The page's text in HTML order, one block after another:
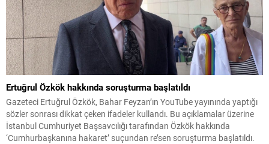
Ertuğrul Özkök hakkında soruşturma başlatıldı
Gazeteci Ertuğrul Özkök, Bahar Feyzan’ın YouTube yayınında yaptığı
sözler sonrası dikkat çeken ifadeler kullandı. Bu açıklamalar üzerine
İstanbul Cumhuriyet Başsavcılığı tarafından Özkök hakkında
‘Cumhurbaşkanına hakaret’ suçundan re’sen soruşturma başlatıldı.